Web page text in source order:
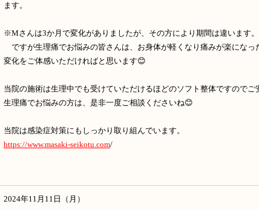
ます。
※Mさんは3か月で変化がありましたが、その方により期間は違います。
ですが生理痛でお悩みの皆さんは、お身体が軽くなり痛みが楽になっ
変化をご体感いただければと思います😊
当院の施術は生理中でも受けていただけるほどのソフト整体ですのでご
生理痛でお悩みの方は、是非一度ご相談くださいね😊
当院は感染症対策にもしっかり取り組んでいます。
https://www.masaki-seikotu.com/
2024年11月11日（月）